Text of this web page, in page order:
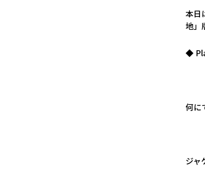
本日
地」
◆
何に
ジャ